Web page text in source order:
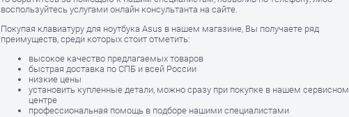
воспользуйтесь услугами онлайн консультанта на сайте.
Покупая клавиатуру для ноутбука Asus в нашем магазине, Вы получаете ряд
преимуществ, среди которых стоит отметить:
высокое качество предлагаемых товаров
быстрая доставка по СПБ и всей России
низкие цены
установить купленные детали, можно сразу при покупке в нашем сервисном
центре
профессиональная помощь в подборе нашими специалистами